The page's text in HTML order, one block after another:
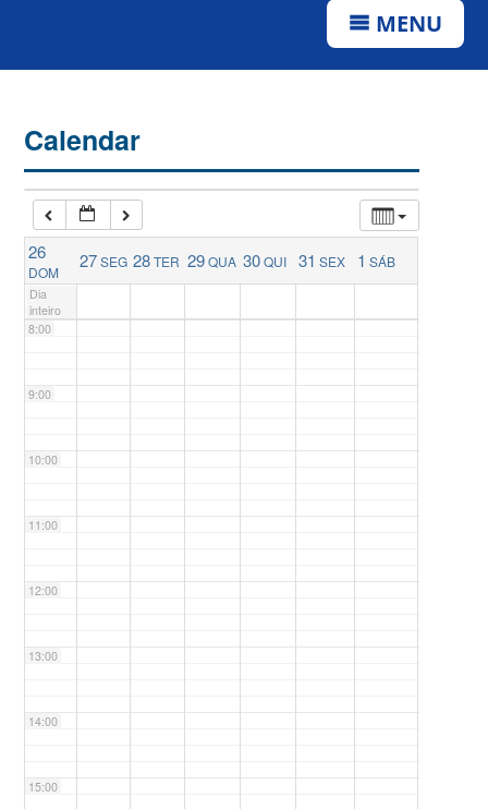
MENU
Calendar
26
DOM
27SEG 28TER 29QUA 30QUI 31 SEX 1 SÁB
Dia
inteiro
4:00
5:00
6:00
7:00
8:00
9:00
10:00
11:00
12:00
13:00
14:00
15:00